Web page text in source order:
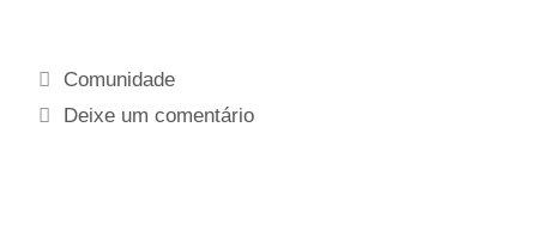
Comunidade
Deixe um comentário